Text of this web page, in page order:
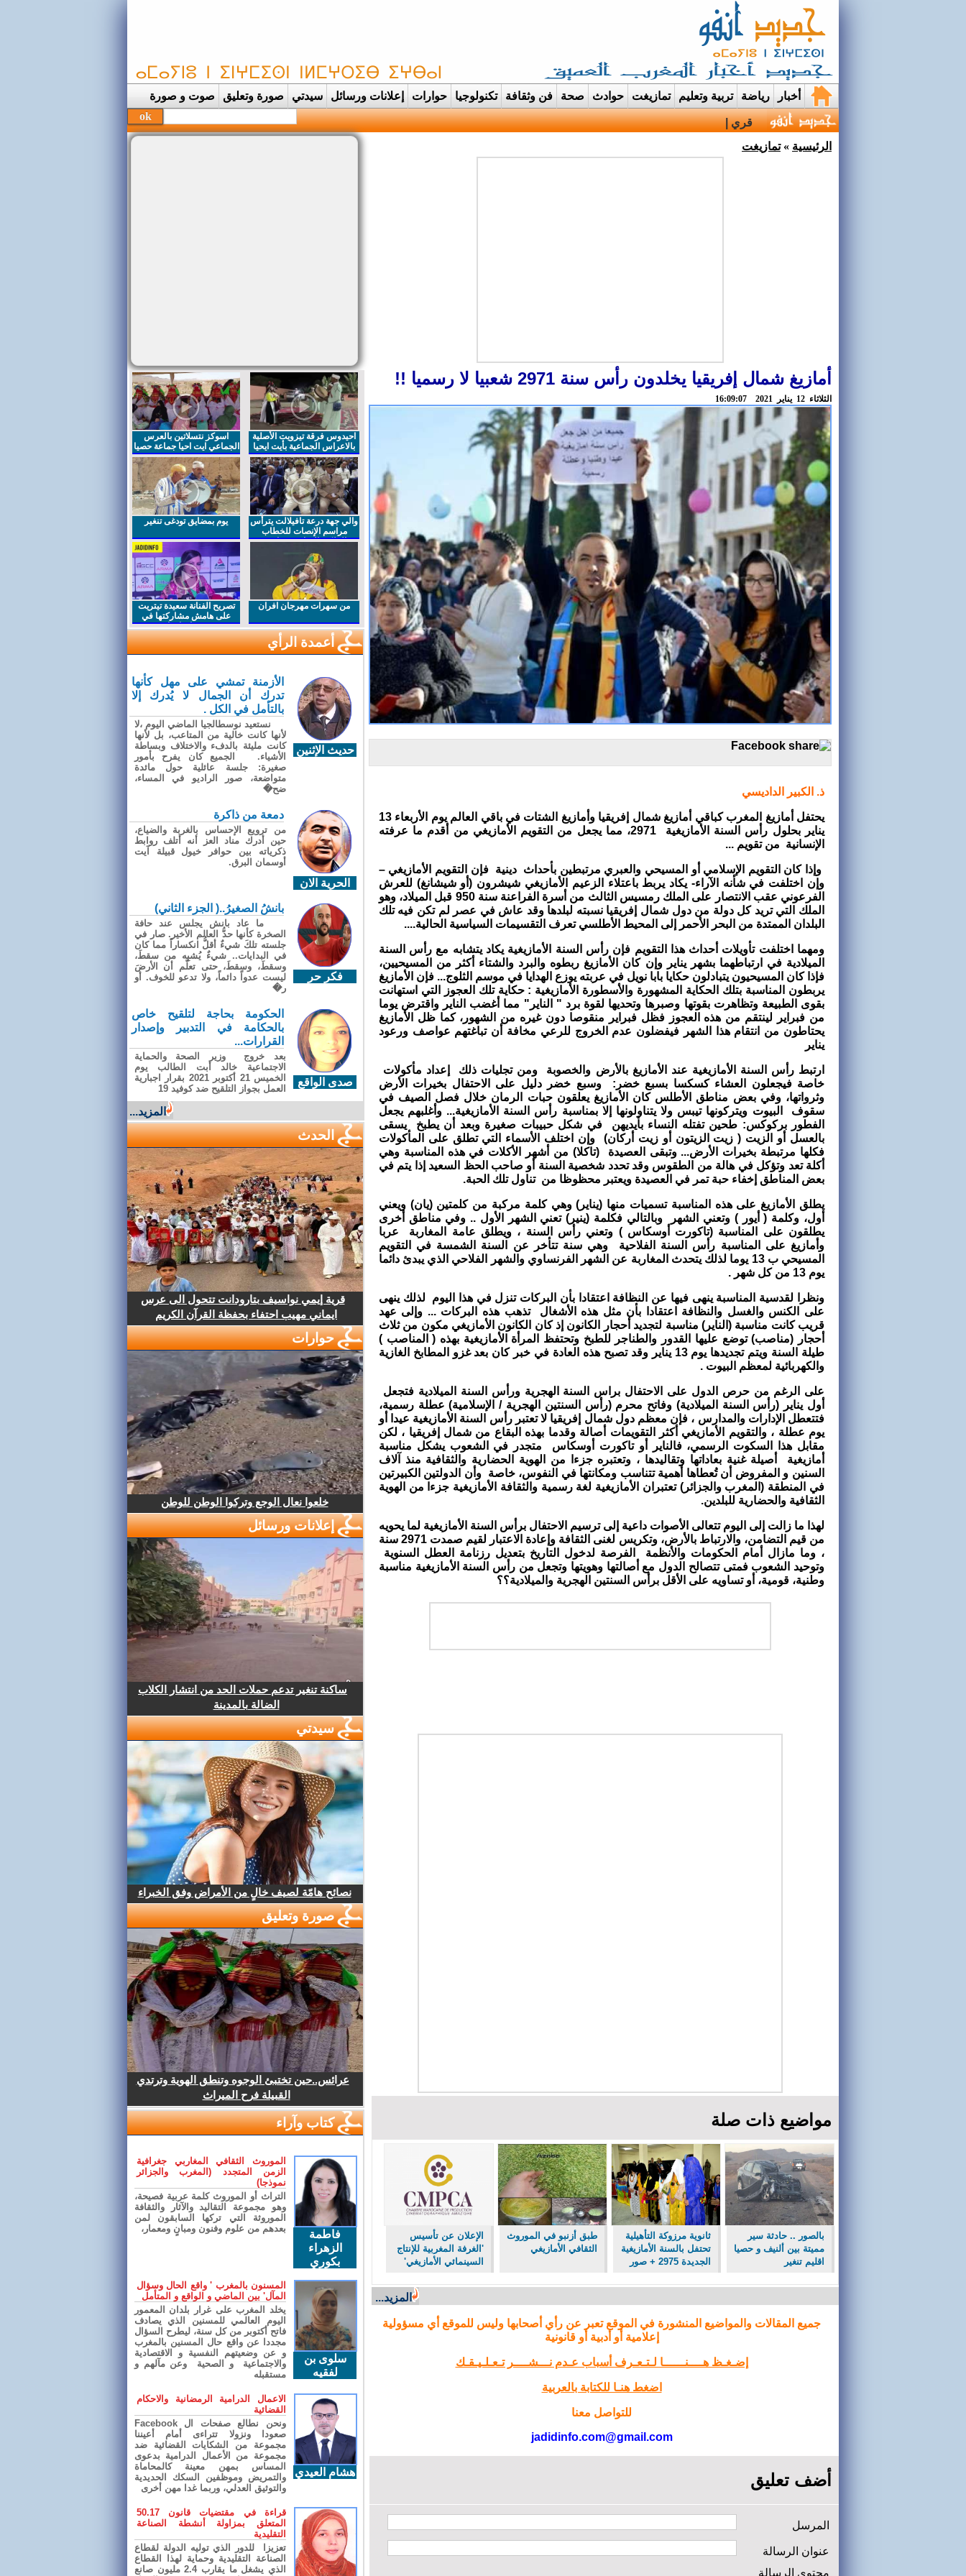
أخبار رياضة تربية وتعليم تمازيغت حوادث صحة فن وثقافة تكنولوجيا حوارات إعلانات ورسائل سيدتي صورة وتعليق صوت و صورة
قرية إيمي نواسيف بتارودانت تتحول الى عرس ايماني مهي |
الرئيسية »تمازيغت
أمازيغ شمال إفريقيا يخلدون رأس سنة 2971 شعبيا لا رسميا !!
الثلاثاء 12 يناير 2021 16:09:07
ذ. الكبير الداديسي
يحتفل أمازيغ المغرب كباقي أمازيغ شمال إفريقيا وأمازيغ الشتات في باقي العالم يوم الأربعاء 13
يناير بحلول رأس السنة الأمازيغية 2971، مما يجعل من التقويم الأمازيغي من أقدم ما عرفته
الإنسانية من تقويم ...
وإذا كان التقويم الإسلامي أو المسيحي والعبري مرتبطين بأحداث دينية فإن التقويم الأمازيغي –
وإن اختلفت في شأنه الآراء- يكاد يربط باعتلاء الزعيم الأمازيغي شيشرون (أو شيشانغ) للعرش
الفرعوني عقب الانتصار على الملك رمسيس الثالث من أسرة الفراعنة سنة 950 قبل الميلاد، وهو
الملك التي تريد كل دولة من دول شمال إفريقيا نسبته لبلدها وقد عاش في عصر لم تكن فيه تلك
البلدان الممتدة من البحر الأحمر إلى المحيط الأطلسي تعرف التقسيمات السياسية الحالية....
ومهما اختلفت تأويلات أحداث هذا التقويم فإن رأس السنة الأمازيغية يكاد يتشابه مع رأس السنة
الميلادية في ارتباطهما بشهر يناير وإن كان الأمازيغ ربطوه والبرد والشتاء أكثر من المسيحيين،
فإذا كان المسيحيون يتبادلون حكايا بابا نويل في عربته يوزع الهدايا في موسم الثلوج... فإن الأمازيغ
يربطون المناسبة بتلك الحكاية المشهورة والأسطورة الأمازيغية : حكاية تلك العجوز التي استهانت
بقوى الطبيعة وتظاهرت بقوتها وصبرها وتحديها لقوة برد " الناير" مما أغضب الناير واقترض يوما
من فبراير لينتقم من هذه العجوز فظل فبراير منقوصا دون غيره من الشهور، كما ظل الأمازيغ
يحتاطون من انتقام هذا الشهر فيفضلون عدم الخروج للرعي مخافة أن تباغتهم عواصف ورعود
يناير
ارتبط رأس السنة الأمازيغية عند الأمازيغ بالأرض والخصوبة ومن تجليات ذلك إعداد مأكولات
خاصة فيجعلون العشاء كسكسا بسبع خضر: وسبع خضر دليل على الاحتفال بخيرات الأرض
وثرواتها، وفي بعض مناطق الأطلس كان الأمازيغ يعلقون حبات الرمان خلال فصل الصيف في
سقوف البيوت ويتركونها تيبس ولا يتناولونها إلا بمناسبة رأس السنة الأمازيغية... وأغلبهم يجعل
الفطور بركوكس: طحين تفتله النساء بأيديهن في شكل حبيبات صغيرة وبعد أن يطبخ يسقى
بالعسل أو الزيت ( زيت الزيتون أو زيت أركان) وإن اختلف الأسماء التي تطلق على المأكولات
فكلها مرتبطة بخيرات الأرض... وتبقى العصيدة (تاكلا) من أشهر الأكلات في هذه المناسبة وهي
أكلة تعد وتؤكل في هالة من الطقوس وقد تحدد شخصية السنة أو صاحب الحظ السعيد إذا يتم في
بعض المناطق إخفاء حبة تمر في العصيدة ويعتبر محظوظا من تناول تلك الحبة.
يطلق الأمازيغ على هذه المناسبة تسميات منها (يناير) وهي كلمة مركبة من كلمتين (يان) ويعني
أول، وكلمة ( أيور ) وتعني الشهر وبالتالي فكلمة (ينير) تعني الشهر الأول .. وفي مناطق أخرى
يطلقون على المناسبة (تاكورت أوسكاس ) وتعني رأس السنة ، ويطلق عامة المغاربة عربا
وأمازيغ على المناسبة رأس السنة الفلاحية وهي سنة تتأخر عن السنة الشمسة في التقويم
المسيحي ب 13 يوما لذلك يتحدث المغاربة عن الشهر الفرنساوي والشهر الفلاحي الذي يبدئ دائما
يوم 13 من كل شهر .
ونظرا لقدسية المناسبة ينهى فيها عن النظافة اعتقادا بأن البركات تنزل في هذا اليوم لذلك ينهى
على الكنس والغسل والنظافة اعتقادا بأن مثل هذه الأشغال تذهب هذه البركات ... وإلى عهد
قريب كانت مناسبة (الناير) مناسبة لتجديد أحجار الكانون إذ كان الكانون الأمازيغي مكون من ثلاث
أحجار (مناصب) توضع عليها القدور والطناجر للطبخ وتحتفظ المرأة الأمازيغية بهذه ( المناصب )
طيلة السنة ويتم تجديدها يوم 13 يناير وقد تصبح هذه العادة في خبر كان بعد غزو المطابخ الغازية
والكهربائية لمعظم البيوت .
على الرغم من حرص الدول على الاحتفال براس السنة الهجرية ورأس السنة الميلادية فتجعل
أول يناير (رأس السنة الميلادية) وفاتح محرم (رأس السنتين الهجرية / الإسلامية) عطلة رسمية،
فتتعطل الإدارات والمدارس ، فإن معظم دول شمال إفريقيا لا تعتبر رأس السنة الأمازيغية عيدا أو
يوم عطلة ، والتقويم الأمازيغي أكثر التقويمات أصالة وقدما بهذه البقاع من شمال إفريقيا ، لكن
مقابل هذا السكوت الرسمي، فالناير أو تاكورت أوسكاس متجدر في الشعوب يشكل مناسبة
أمازيغية أصيلة غنية بعاداتها وتقاليدها ، وتعتبره جزءا من الهوية الحضارية والثقافية منذ آلاف
السنين و المفروض أن تُعطاها أهمية تتناسب ومكانتها في النفوس، خاصة وأن الدولتين الكبيرتين
في المنطقة (المغرب والجزائر) تعتبران الأمازيغية لغة رسمية والثقافة الأمازيغية جزءا من الهوية
الثقافية والحضارية للبلدين.
لهذا ما زالت إلى اليوم تتعالى الأصوات داعية إلى ترسيم الاحتفال برأس السنة الأمازيغية لما يحويه
من قيم التضامن، والارتباط بالأرض، وتكريس لغنى الثقافة وإعادة الاعتبار لقيم صمدت 2971 سنة
، وما مازال أمام الحكومات والأنظمة الفرصة لدخول التاريخ بتعديل رزنامة العطل السنوية
وتوحيد الشعوب فمتى تتصالح الدول مع أصالتها وهويتها وتجعل من رأس السنة الأمازيغية مناسبة
وطنية، قومية، أو تساويه على الأقل برأس السنتين الهجرية والميلادية؟؟
مواضيع ذات صلة
بالصور .. حادثة سير
مميتة بين ألنيف و حصيا
اقليم تنغير
ثانوية مرزوكة التأهيلية
تحتفل بالسنة الأمازيغية
الجديدة 2975 + صور
طبق أزنبو في الموروث
الثقافي الأمازيغي
الإعلان عن تأسيس
'الغرفة المغربية للإنتاج
السينمائي الأمازيغي'
المزيد...
جميع المقالات والمواضيع المنشورة في الموقع تعبر عن رأي أصحابها وليس للموقع أي مسؤولية
إعلامية أو أدبية أو قانونية
إضـغـظ هــــنــــــا لـتـعـرف أسباب عـدم نـــشــــر تـعـلـيـقـك
اضغط هنـا للكتابة بالعربية
للتواصل معنا
jadidinfo.com@gmail.com
أضف تعليق
المرسل
عنوان الرسالة
محتوى الرسالة
احيدوس فرقة تيزويت الأصلية
بالاعراس الجماعية بأيت ايحيا
اسوكز نتسلاتين بالعرس
الجماعي ايت احيا جماعة حصيا
والي جهة درعة تافيلالت يترأس
مراسم الإنصات للخطاب
الملكي السامي بمناسبة
يوم بمضايق تودغى تنغير
من سهرات مهرجان افران
تصريح الفنانة سعيدة تيتريت
على هامش مشاركتها في
مهرجان افران
أعمدة الرأي
حديث الإثنين
الأزمنة تمشي على مهل كأنها
تدرك أن الجمال لا يُدرك إلا
بالتأمل في الكل .
نستعيد نوسطالجيا الماضي اليوم ،لا
لأنها كانت خالية من المتاعب، بل لأنها
كانت مليئة بالدفء والاختلاف وبساطة
الأشياء. الجميع كان يفرح بأمور
صغيرة: جلسة عائلية حول مائدة
متواضعة، صور الراديو في المساء،
ضح�
الحرية الان
دمعة من ذاكرة
من ترويع الإحساس بالغربة والضياع،
حين أدرك مناد العز أنه أتلف روابط
ذكرياته بين حوافر خيول قبيلة آيت
أوسمان البرق.
فكر حر
بانشُ الصغيرُ..( الجزء الثاني)
ما عاد بانش يجلس عند حافة
الصخرة كأنها حدُّ العالم الأخير. صار في
جلسته تلكَ شيءٌ أقلُّ انكساراً مما كان
في البدايات.. شيءٌ يُشبِه من سقطَ،
وسقطَ، وسقطَ، حتى تعلّم أن الأرضَ
ليست عدواً دائماً، ولا تدعو للخوف. أو
ر�
صدى الواقع
الحكومة بحاجة لتلقيح خاص
بالحكامة في التدبير وإصدار
القرارات...
بعد خروج وزير الصحة والحماية
الاجتماعية خالد أبت الطالب يوم
الخميس 21 أكتوبر 2021 بقرار اجبارية
العمل بجواز التلقيح ضد كوفيد 19
المزيد...
الحدث
قرية إيمي نواسيف بتارودانت تتحول الى عرس
ايماني مهيب احتفاء بحفظة القرآن الكريم
حوارات
خلعوا نعال الوجع وتركوا الوطن للوطن
إعلانات ورسائل
ساكنة تنغير تدعم حملات الحد من انتشار الكلاب
الضالة بالمدينة
سيدتي
نصائح هامّة لصيف خالٍ من الأمراض وفق الخبراء
صورة وتعليق
عرائس..حين تختبئ الوجوه وتنطق الهوية وترتدي
القبيلة فرح الميراث
كتاب وآراء
فاطمة
الزهراء
بكوري
الموروث الثقافي المغاربي جغرافية
الزمن المتجدد (المغرب والجزائر
نموذجا)
التراث أو الموروث كلمة عربية فصيحة،
وهو مجموعة التقاليد والآثار والثقافة
الموروثة التي تركها السابقون لمن
بعدهم من علوم وفنون ومبانٍ ومعمار،
سلوى بن
لفقيه
المسنون بالمغرب ' واقع الحال وسؤال
المآل' بين الماضي و الواقع و المتأمل
يخلد المغرب على غرار بلدان المعمور
اليوم العالمي للمسنين الذي يصادف
فاتح أكتوبر من كل سنة، ليطرح السؤال
مجددا عن واقع حال المسنين بالمغرب
و عن وضعيتهم النفسية و الاقتصادية
والاجتماعية و الصحية وعن مآلهم و
مستقبله
هشام العيدي
الاعمال الدرامية الرمضانية والاحكام
القضائية
ونحن نطالع صفحات ال Facebook
صعودا ونزولا تتراءى أمام أعيننا
مجموعة من الشكايات القضائية ضد
مجموعة من الأعمال الدرامية بدعوى
المساس بمهن معينة كالمحاماة
والتمريض وموظفين السكك الحديدية
والتوثيق العدلي، وربما غدا مهن أخرى
قراءة في مقتضيات قانون 50.17
المتعلق بمزاولة أنشطة الصناعة
التقليدية
تعزيزا للدور الذي توليه الدولة لقطاع
الصناعة التقليدية وحماية لهذا القطاع
الذي يشغل ما يقارب 2.4 مليون صانع